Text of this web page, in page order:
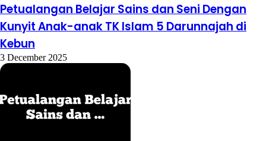
Petualangan Belajar Sains dan Seni Dengan
Kunyit Anak-anak TK Islam 5 Darunnajah di
Kebun
3 December 2025